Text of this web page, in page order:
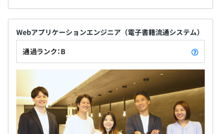
Webアプリケーションエンジニア（電子書籍流通システム）
通過ランク：B